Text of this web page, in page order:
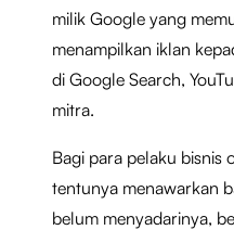
milik Google yang
menampilkan iklan
di Google Search,
mitra.
Bagi para pelaku bisnis
tentunya menawarkan
belum menyadarinya,